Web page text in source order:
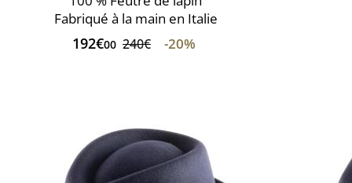
Fabriqué à la main en Italie
192€00 240€ -20%